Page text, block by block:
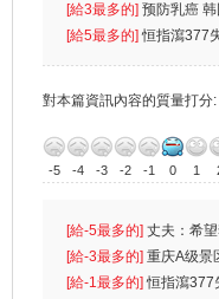
[給3最多的] 预防乳癌
[給5最多的]恒指瀉377
對本篇資訊內容的質量打分:
-5 -4 -3 -2 -1 0 1
[給-5最多的] 丈夫：希
先
[給-3最多的] 重庆A级景
[給-1最多的]恒指瀉377